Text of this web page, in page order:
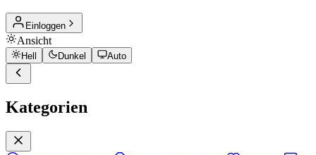
Einloggen
Ansicht
Hell Dunkel Auto
Kategorien